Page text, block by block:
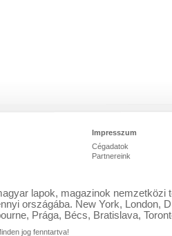
Impresszum
Cégadatok
Partnereink
lapok, magazinok nemzetközi
országába. New York, London,
Prága, Bécs, Bratislava,
jog fenntartva!